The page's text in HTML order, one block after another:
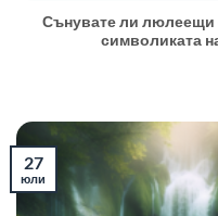
Сънувате ли люлеещи
символиката
27
юли